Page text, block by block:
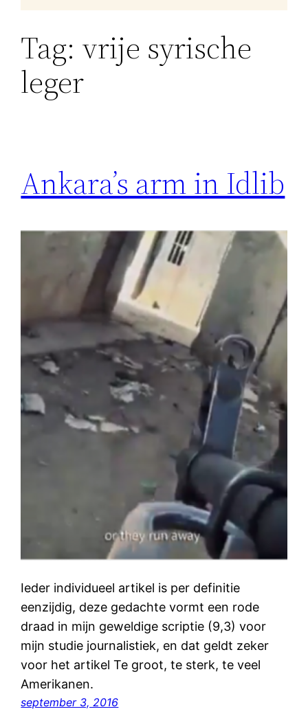
Tag: vrije syrische
leger
Ankara’s arm in Idlib
Ieder individueel artikel is per definitie
eenzijdig, deze gedachte vormt een rode
draad in mijn geweldige scriptie (9,3) voor
mijn studie journalistiek, en dat geldt zeker
voor het artikel Te groot, te sterk, te veel
Amerikanen.
september 3, 2016